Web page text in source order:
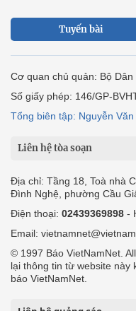
Tuyến bài
Cơ quan chủ quản: Bộ
Số giấy phép: 146/GP-
Tổng biên tập: Nguyễn Văn
Liên hệ tòa soạn
Địa chỉ: Tầng 18, Toà nhà
Đình Nghệ, phường Cầu
Điện thoại: 02439369898 -
Email:
© 1997 Báo VietNamNet.
lại thông tin từ website này
báo VietNamNet.